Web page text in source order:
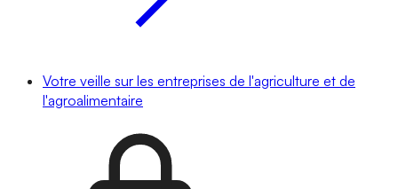
Votre veille sur les entreprises de l'agriculture et de
l'agroalimentaire